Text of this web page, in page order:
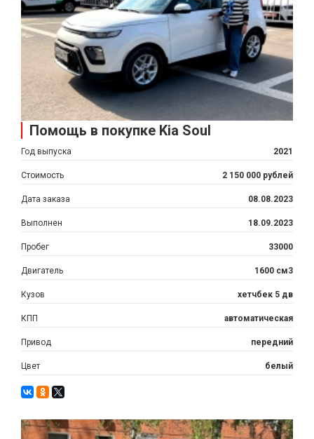
Помощь в покупке Kia Soul
Год выпуска 2021
Стоимость 2 150 000 рублей
Дата заказа 08.08.2023
Выполнен 18.09.2023
Пробег 33000
Двигатель 1600 см3
Кузов хетчбек 5 дв
КПП автоматическая
Привод передний
Цвет белый